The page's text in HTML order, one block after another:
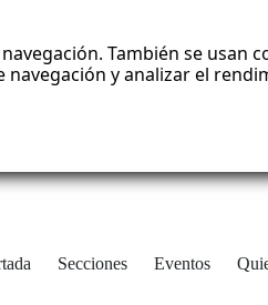
También se usan
y analizar el
Secciones Eventos